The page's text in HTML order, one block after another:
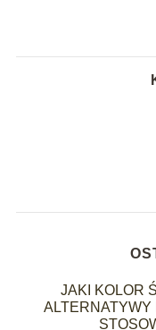
JAKI KOLOR
ALTERNATYWY